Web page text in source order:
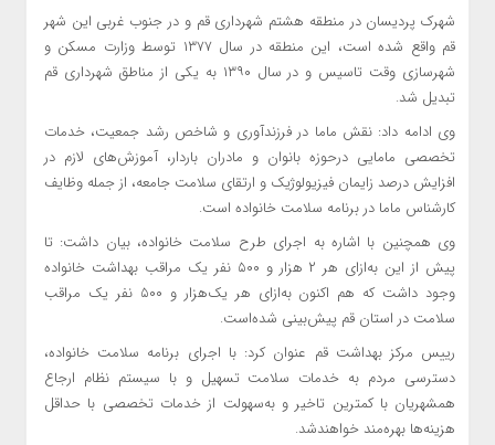
شهرک پردیسان در منطقه هشتم شهرداری قم و در جنوب غربی این شهر
قم واقع‌ شده است، این منطقه در سال ۱۳۷۷ توسط وزارت مسکن و
شهرسازی وقت تاسیس و در سال ۱۳۹۰ به یکی از مناطق شهرداری قم
تبدیل شد.
وی ادامه داد: نقش ماما در فرزندآوری و شاخص رشد جمعیت، خدمات
تخصصی مامایی درحوزه بانوان و مادران باردار، آموزش‌های لازم در
افزایش درصد زایمان فیزیولوژیک و ارتقای سلامت جامعه، از جمله وظایف
کارشناس ماما در برنامه سلامت خانواده است.
وی همچنین با اشاره به اجرای طرح سلامت خانواده، بیان داشت: تا
پیش‌ از این به‌ازای هر ۲ هزار و ۵۰۰ نفر یک مراقب بهداشت خانواده
وجود داشت که هم اکنون به‌ازای هر یک‌هزار و ۵۰۰ نفر یک مراقب
سلامت در استان قم پیش‌بینی‌ شده‌است.
رییس مرکز بهداشت قم عنوان کرد: با اجرای برنامه سلامت خانواده،
دسترسی مردم به خدمات سلامت تسهیل و با سیستم نظام ارجاع
همشهریان با کمترین تاخیر و به‌سهولت از خدمات تخصصی با حداقل
هزینه‌ها بهره‌مند خواهندشد.